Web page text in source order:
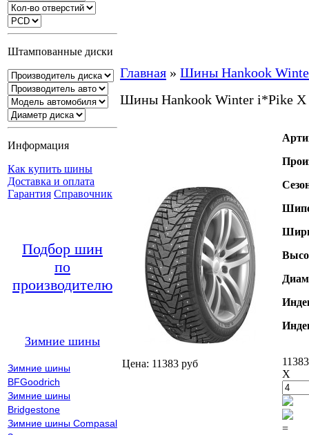
Штампованные диски
Информация
Как купить шины
Доставка и оплата
Гарантия Справочник
Подбор шин
по
производителю
Зимние шины
Зимние шины
BFGoodrich
Зимние шины
Bridgestone
Зимние шины Compasal
Главная » Шины Hankook
Шины Hankook Winter i*Pike X
Цена: 11383 руб
X
=